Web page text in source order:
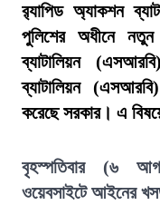
র‍্যাপিড অ্যাকশন
পুলিশের অধীনে নতুন
ব্যাটালিয়ন
ব্যাটালিয়ন
করেছে সরকার। এ
বৃহস্পতিবার (৬
ওয়েবসাইটে আইনের